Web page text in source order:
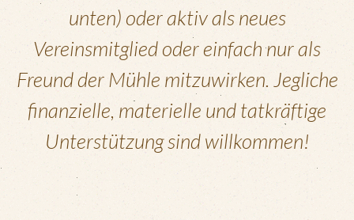
unten) oder aktiv als neues
Vereinsmitglied oder einfach nur als
Freund der Mühle mitzuwirken. Jegliche
finanzielle, materielle und tatkräftige
Unterstützung sind willkommen!